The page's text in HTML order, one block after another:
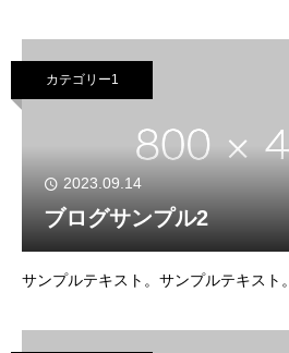
カテゴリー1
2023.09.14
ブログサンプル2
サンプルテキスト。サンプルテキスト。